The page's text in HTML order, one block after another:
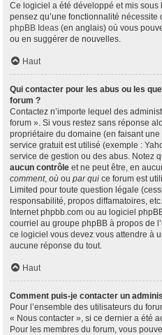
Ce logiciel a été développé et mis
pensez qu’une fonctionnalité nécessite
phpBB Ideas (en anglais) où vous
ou en suggérer de nouvelles.
Haut
Qui contacter pour les abus ou les
forum ?
Contactez n’importe lequel des
forum ». Si vous restez sans réponse
propriétaire du domaine (en faisant une
service gratuit est utilisé (exemple :
service de gestion ou des abus. Notez
aucun contrôle et ne peut être, en
comment, où ou par qui ce forum est
Limited pour toute question légale
responsabilité, propos diffamatoires,
Internet phpbb.com ou au logiciel
courriel au groupe phpBB à propos de
ce logiciel vous devez vous attendre à
aucune réponse du tout.
Haut
Comment puis-je contacter un
Pour l’ensemble des utilisateurs du
« Nous contacter », si ce dernier a été
Pour les membres du forum, vous